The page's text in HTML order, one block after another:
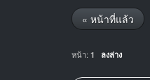
« หน้าที่แล้ว
หน้า: 1 ลงล่าง